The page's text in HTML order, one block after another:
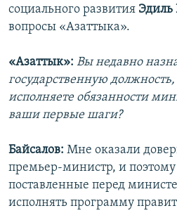
социального развития Эдиль
вопросы «Азаттыка».
«Азаттык»: Вы недавно
государственную
исполняете обязанности
ваши первые шаги?
Байсалов: Мне оказали
премьер-министр, и поэтому
поставленные перед
исполнять программу